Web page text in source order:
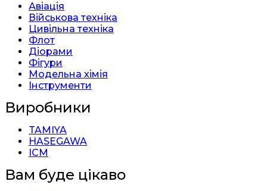
Авіація
Військова техніка
Цивільна техніка
Флот
Діорами
Фігури
Модельна хімія
Інструменти
Виробники
TAMIYA
HASEGAWA
ICM
Вам буде цікаво